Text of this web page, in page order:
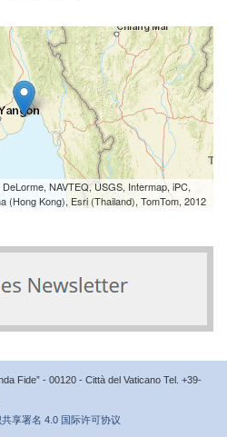
NAVTEQ, USGS, Intermap, iPC,
(Hong Kong), Esri (Thailand), TomTom, 2012
Fide” - 00120 - Città del Vaticano Tel. +39-
享署名 4.0 国际许可协议